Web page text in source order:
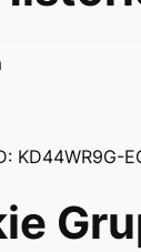
KD44WR9G-